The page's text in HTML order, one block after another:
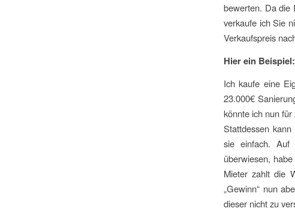
bewerten. Da die
verkaufe ich Sie
Verkaufspreis
Hier ein Beispiel:
Ich kaufe eine
23.000€
könnte ich nun
Stattdessen
sie einfach.
überwiesen,
Mieter zahlt die
„Gewinn“ nun
dieser nicht zu